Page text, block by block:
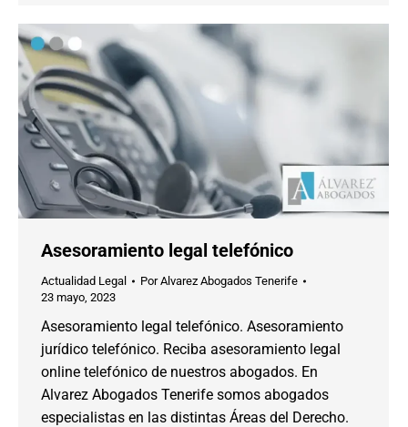
Asesoramiento legal telefónico
Actualidad Legal PorAlvarez Abogados Tenerife
23 mayo, 2023
Asesoramiento legal telefónico. Asesoramiento
jurídico telefónico. Reciba asesoramiento legal
online telefónico de nuestros abogados. En
Alvarez Abogados Tenerife somos abogados
especialistas en las distintas Áreas del Derecho.